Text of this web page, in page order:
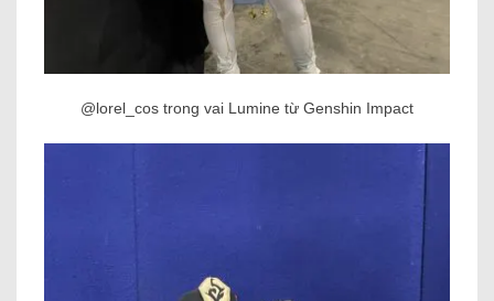
@lorel_cos trong vai Lumine từ Genshin Impact